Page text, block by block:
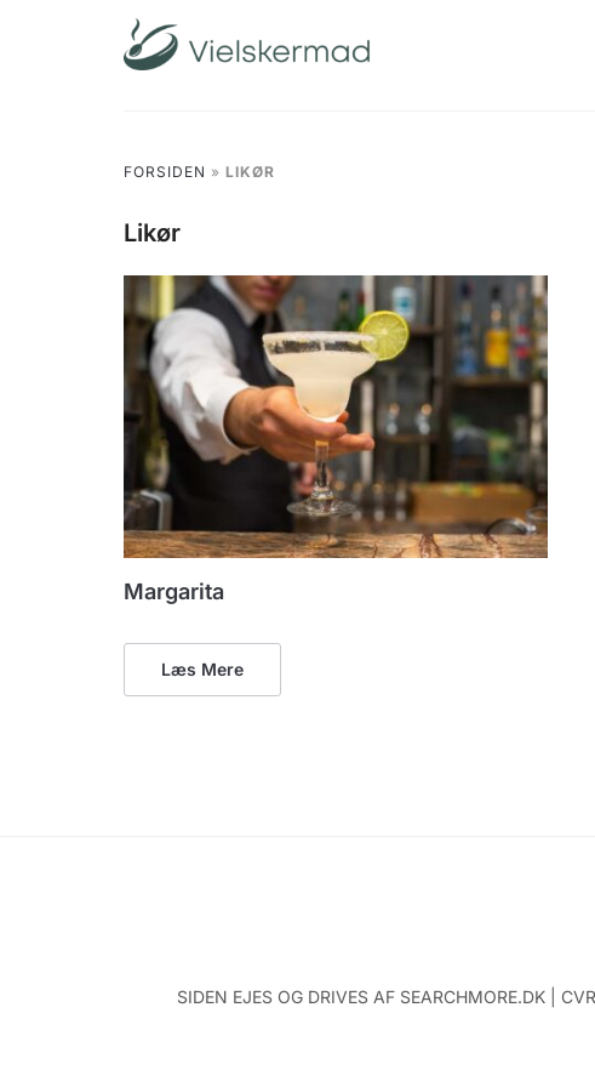
FORSIDEN » LIKØR
Likør
Margarita
Læs Mere
SIDEN EJES OG DRIVES AF SEARCHMORE.DK |